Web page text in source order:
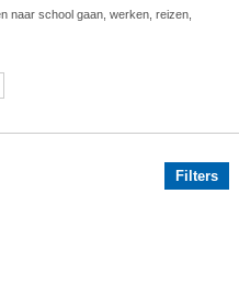
naar school gaan, werken, reizen,
Filters